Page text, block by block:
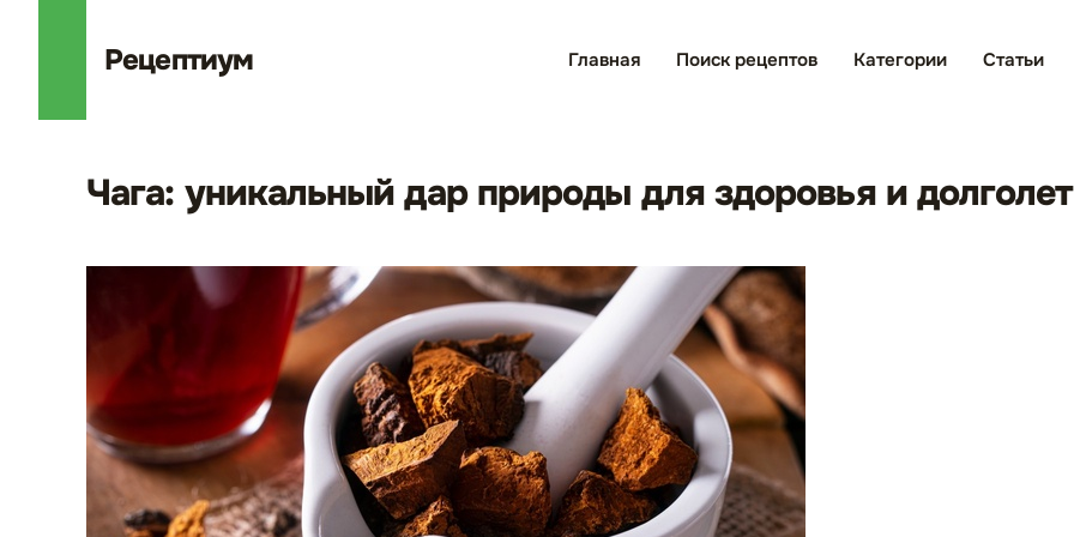
Рецептиум Главная Поиск рецептов Категории Статьи
Чага: уникальный дар природы для здоровья и